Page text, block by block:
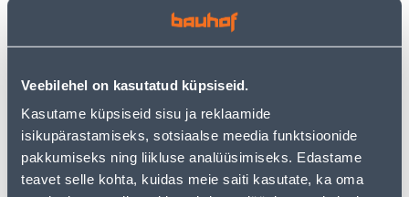
Veebilehel on kasutatud küpsiseid.
Kasutame küpsiseid sisu ja reklaamide
isikupärastamiseks, sotsiaalse meedia funktsioonide
pakkumiseks ning liikluse analüüsimiseks. Edastame
teavet selle kohta, kuidas meie saiti kasutate, ka oma
ÜHENE RISTLÜLITI BERKER
S.1 RAAMITA KREEM
20.79 €
TELEFONI- JA ARVUTIPESA
KREEM
25.06 €